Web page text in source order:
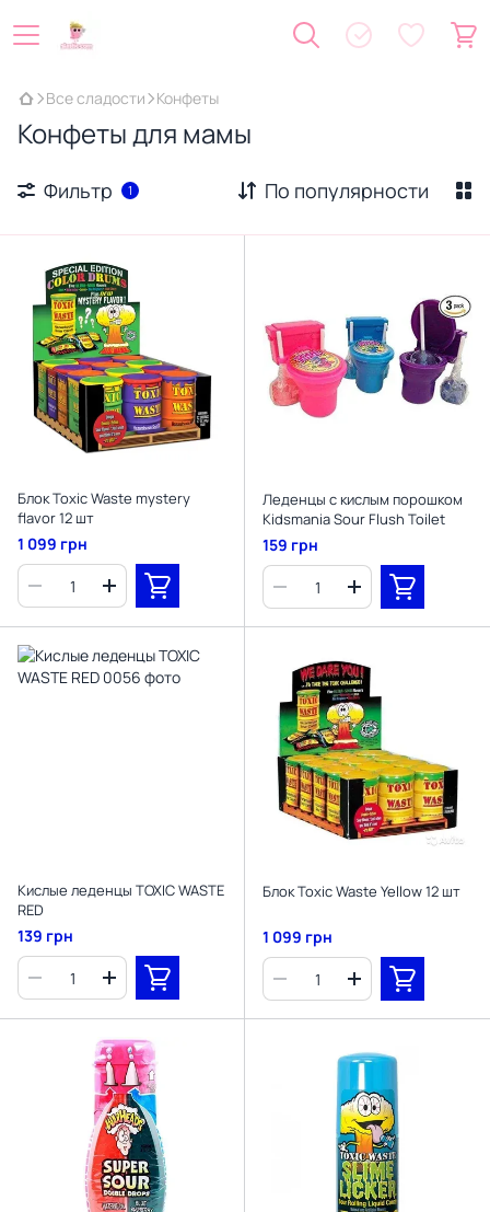
Все сладости Конфеты
Конфеты для мамы
Фильтр 1 По популярности
Блок Toxic Waste mystery
flavor 12 шт
1 099 грн
Леденцы с кислым порошком
Kidsmania Sour Flush Toilet
159 грн
Кислые леденцы TOXIC WASTE
RED
139 грн
Блок Toxic Waste Yellow 12 шт
1 099 грн